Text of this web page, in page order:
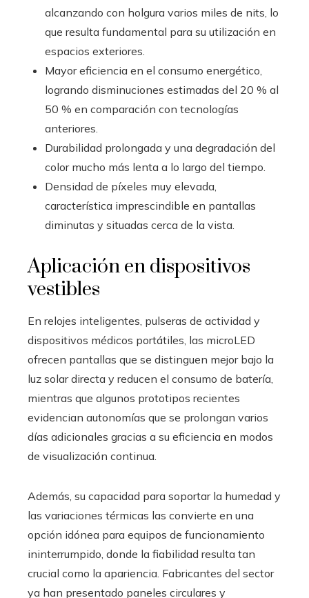
alcanzando con holgura varios miles de nits, lo
que resulta fundamental para su utilización en
espacios exteriores.
Mayor eficiencia en el consumo energético,
logrando disminuciones estimadas del 20 % al
50 % en comparación con tecnologías
anteriores.
Durabilidad prolongada y una degradación del
color mucho más lenta a lo largo del tiempo.
Densidad de píxeles muy elevada,
característica imprescindible en pantallas
diminutas y situadas cerca de la vista.
Aplicación en dispositivos
vestibles
En relojes inteligentes, pulseras de actividad y
dispositivos médicos portátiles, las microLED
ofrecen pantallas que se distinguen mejor bajo la
luz solar directa y reducen el consumo de batería,
mientras que algunos prototipos recientes
evidencian autonomías que se prolongan varios
días adicionales gracias a su eficiencia en modos
de visualización continua.
Además, su capacidad para soportar la humedad y
las variaciones térmicas las convierte en una
opción idónea para equipos de funcionamiento
ininterrumpido, donde la fiabilidad resulta tan
crucial como la apariencia. Fabricantes del sector
ya han presentado paneles circulares y